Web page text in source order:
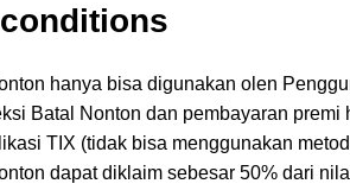
hanya bisa digunakan olen
Batal Nonton dan pembayaran
TIX (tidak bisa menggunakan
dapat diklaim sebesar 50% dari